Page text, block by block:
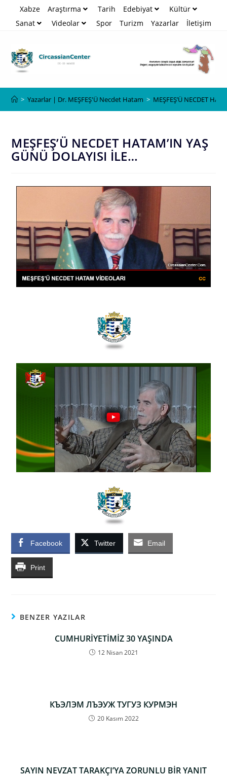
Xabze Araştırma Tarih Edebiyat
Kültür
Sanat
Videolar Spor Turizm Yazarlar İletişim
> Yazarlar | Dr. MEŞFEŞ'Ü Necdet Hatam > MEŞFEŞ’Ü NECDET
MEŞFEŞ’Ü NECDET HATAM’IN YAŞ
GÜNÜ DOLAYISI İLE…
Facebook Twitter Email
Print
BENZER YAZILAR
CUMHURİYETİMİZ 30 YAŞINDA
12 Nisan 2021
КЪЭЛЭМ ЛЪЭУЖ ТУГУЗ КУРМЭН
20 Kasım 2022
SAYIN NEVZAT TARAKÇI’YA ZORUNLU BİR YANIT